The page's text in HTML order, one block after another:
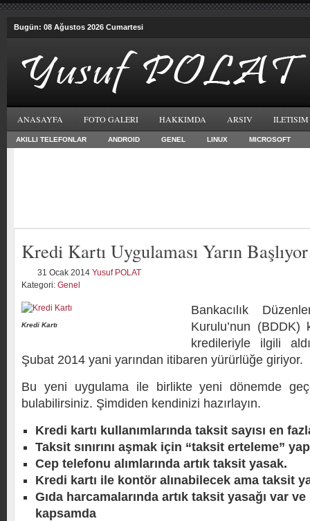
Bugün: 08 Ağustos 2026 Cumartesi
ANASAYFA FOTO GALERI HAKKIMDA ARSIV ILETISIM
AKILLI TELEFONLAR ANDROID GENEL LINUX MICROSOFT
Kredi Kartı Uygulaması Yarın
31 Ocak 2014 Yusuf POLAT
Kategori: Genel
Kredi Kartı
Bankacılık
Kurulu’nun
kredileriyle ilgili
Şubat 2014 yani yarından itibaren yürürlüğe giriyor.
Bu yeni uygulama ile birlikte yeni dönemde
bulabilirsiniz. Şimdiden kendinizi hazırlayın.
Kredi kartı kullanımlarında taksit sayısı en
Taksit sınırını aşmak için “taksit erteleme”
Cep telefonu alımlarında artık taksit yasak.
Kredi kartı ile kontör alınabilecek ama taksit
Gıda harcamalarında artık taksit yasağı var
kapsamda